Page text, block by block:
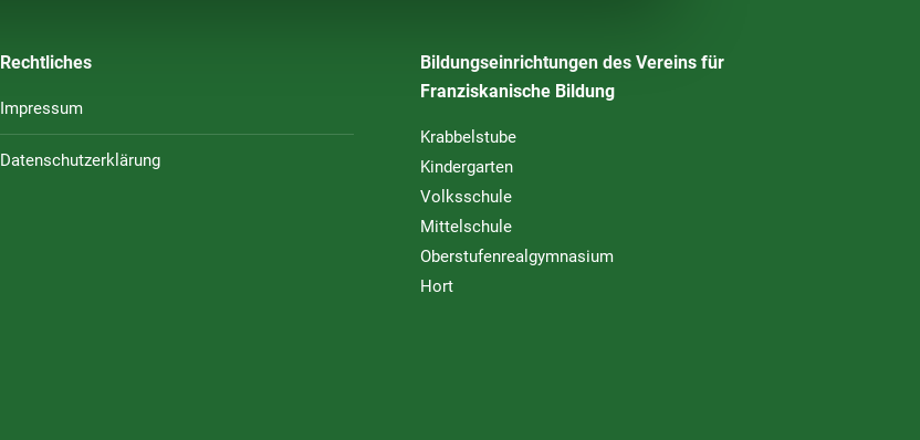
Rechtliches
Impressum
Datenschutzerklärung
Bildungseinrichtungen des Vereins für
Franziskanische Bildung
Krabbelstube
Kindergarten
Volksschule
Mittelschule
Oberstufenrealgymnasium
Hort